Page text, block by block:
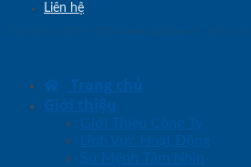
Liên hệ
Trang chủ
Giới thiệu
Giới Thiệu Công Ty
Lĩnh Vực Hoạt Động
Sứ Mệnh Tầm Nhìn